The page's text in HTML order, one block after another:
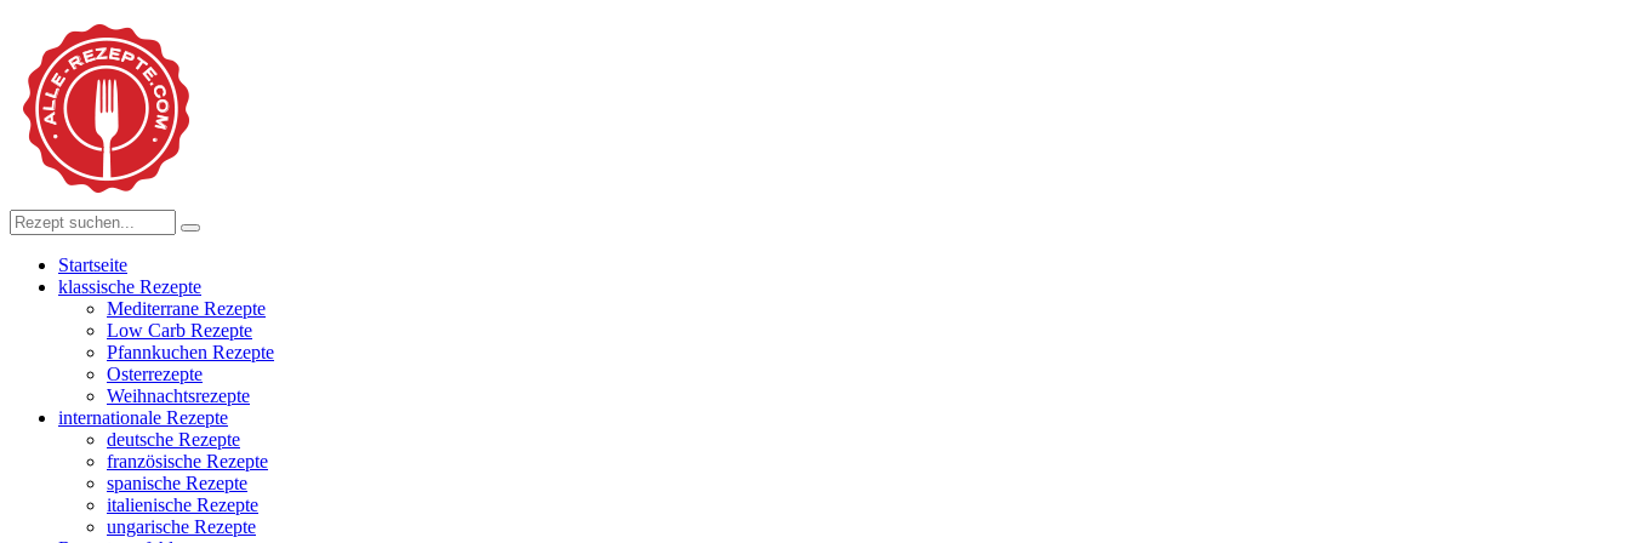
Startseite
klassische Rezepte
Mediterrane Rezepte
Low Carb Rezepte
Pfannkuchen Rezepte
Osterrezepte
Weihnachtsrezepte
internationale Rezepte
deutsche Rezepte
französische Rezepte
spanische Rezepte
italienische Rezepte
ungarische Rezepte